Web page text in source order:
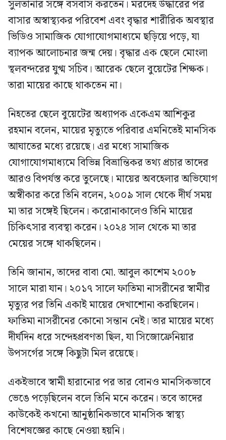
সুলতানার সঙ্গে বসবাস করতেন। মরদেহ উদ্ধারের পর
বাসার অস্বাস্থ্যকর পরিবেশ এবং বৃদ্ধার শারীরিক অবস্থার
ভিডিও সামাজিক যোগাযোগমাধ্যমে ছড়িয়ে পড়ে, যা
ব্যাপক আলোচনার জন্ম দেয়। বৃদ্ধার এক ছেলে মোংলা
স্থলবন্দরের যুগ্ম সচিব। আরেক ছেলে বুয়েটের শিক্ষক।
তারা মায়ের কাছে থাকতেন না।
নিহতের ছেলে বুয়েটের অধ্যাপক একেএম আশিকুর
রহমান বলেন, মায়ের মৃত্যুতে পরিবার এমনিতেই মানসিক
আঘাতের মধ্যে রয়েছে। এর মধ্যে সামাজিক
যোগাযোগমাধ্যমে বিভিন্ন বিভ্রান্তিকর তথ্য প্রচার তাদের
আরও বিপর্যস্ত করে তুলেছে। মায়ের অবহেলার অভিযোগ
অস্বীকার করে তিনি বলেন, ২০০৯ সাল থেকে দীর্ঘ সময়
মা তার সঙ্গেই ছিলেন। করোনাকালেও তিনি মায়ের
চিকিৎসার ব্যবস্থা করেন। ২০২৪ সাল থেকে মা তার
মেয়ের সঙ্গে থাকছিলেন।
তিনি জানান, তাদের বাবা মো. আবুল কাশেম ২০০৮
সালে মারা যান। ২০১৭ সালে ফাতিমা নাসরীনের স্বামীর
মৃত্যুর পর তিনি একাই মায়ের দেখাশোনা করছিলেন।
ফাতিমা নাসরীনের কোনো সন্তান নেই। তার মায়ের মধ্যে
দীর্ঘদিন ধরে সন্দেহপ্রবণতা ছিল, যা সিজোফ্রেনিয়ার
উপসর্গের সঙ্গে কিছুটা মিল রয়েছে।
একইভাবে স্বামী হারানোর পর তার বোনও মানসিকভাবে
ভেঙে পড়েছিলেন বলে তিনি মনে করেন। তবে তাদের
কাউকেই কখনো আনুষ্ঠানিকভাবে মানসিক স্বাস্থ্য
বিশেষজ্ঞের কাছে নেওয়া হয়নি।